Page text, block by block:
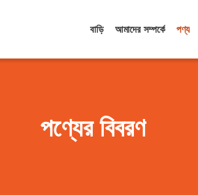
বাড়ি আমাদের সম্পর্কে পণ্য
পণ্যের বিবরণ